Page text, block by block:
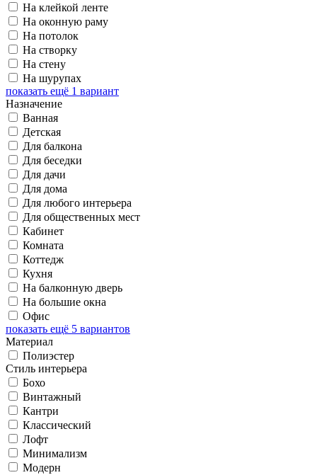
На клейкой ленте
На оконную раму
На потолок
На створку
На стену
На шурупах
показать ещё 1 вариант
Назначение
Ванная
Детская
Для балкона
Для беседки
Для дачи
Для дома
Для любого интерьера
Для общественных мест
Кабинет
Комната
Коттедж
Кухня
На балконную дверь
На большие окна
Офис
показать ещё 5 вариантов
Материал
Полиэстер
Стиль интерьера
Бохо
Винтажный
Кантри
Классический
Лофт
Минимализм
Модерн